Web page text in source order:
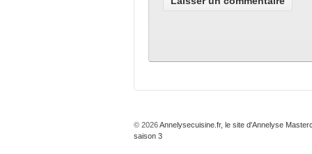
© 2026Annelysecuisine.fr, le site d'Annelyse
saison 3